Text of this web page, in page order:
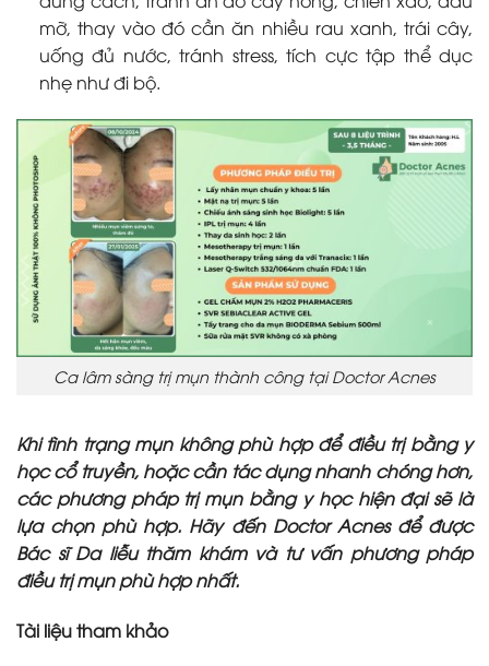
mỡ, thay vào đó cần ăn nhiều rau xanh, trái cây,
uống đủ nước, tránh stress, tích cực tập thể dục
nhẹ như đi bộ.
Ca lâm sàng trị mụn thành công tại Doctor Acnes
Khi tình trạng mụn không phù hợp để điều trị bằng y
học cổ truyền, hoặc cần tác dụng nhanh chóng hơn,
các phương pháp trị mụn bằng y học hiện đại sẽ là
lựa chọn phù hợp. Hãy đến Doctor Acnes để được
Bác sĩ Da liễu thăm khám và tư vấn phương pháp
điều trị mụn phù hợp nhất.
Tài liệu tham khảo